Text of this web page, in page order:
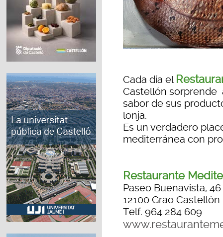
Cada día el
Castellón sorprende
sabor de sus
lonja.
Es un verdadero
mediterránea con
Restaurante
Paseo Buenavista,
12100 Grao Castellón
Telf. 964 284 609